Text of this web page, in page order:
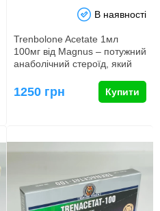
В наявності
Trenbolone Acetate 1мл
100мг від Magnus – потужний
анаболічний стероїд, який
1250 грн Купити